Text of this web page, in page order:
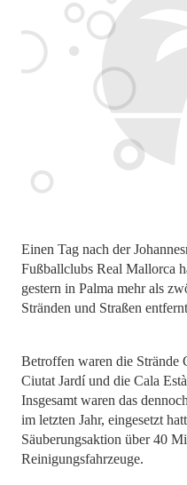
Einen Tag nach der
Fußballclubs Real Mallorca
gestern in Palma mehr als
Stränden und Straßen
Betroffen waren die Strände
Ciutat Jardí und die Cala
Insgesamt waren das
im letzten Jahr, eingesetzt
Säuberungsaktion über 40
Reinigungsfahrzeuge.